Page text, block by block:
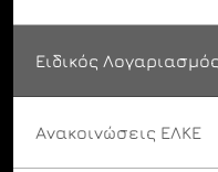
Ειδικός
Ανακοινώσεις ΕΛΚΕ